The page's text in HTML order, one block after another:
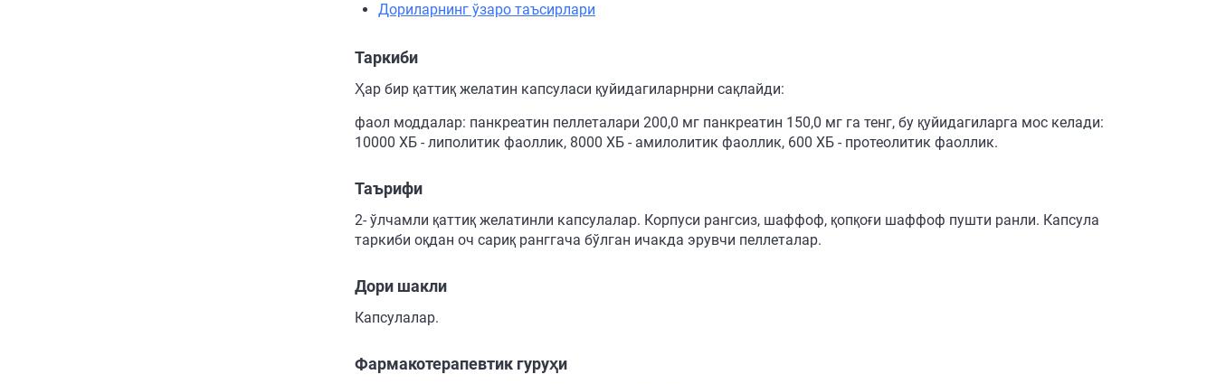
Дориларнинг ўзаро таъсирлари
Таркиби
Ҳар бир қаттиқ желатин капсуласи қуйидагиларнрни сақлайди:
фаол моддалар: панкреатин пеллеталари 200,0 мг панкреатин 150,0 мг га тенг, бу қуйидагиларга мос келади:
10000 ХБ - липолитик фаоллик, 8000 ХБ - амилолитик фаоллик, 600 ХБ - протеолитик фаоллик.
Таърифи
2- ўлчамли қаттиқ желатинли капсулалар. Корпуси рангсиз, шаффоф, қопқоғи шаффоф пушти ранли. Капсула
таркиби оқдан оч сариқ ранггача бўлган ичакда эрувчи пеллеталар.
Дори шакли
Капсулалар.
Фармакотерапевтик гуруҳи